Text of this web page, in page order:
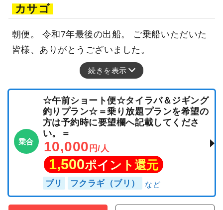
カサゴ
朝便。 令和7年最後の出船。 ご乗船いただいた
皆様、ありがとうございました。
続きを表示
乗合
☆午前ショート便☆タイラバ＆ジギング
釣りプラン☆＝乗り放題プランを希望の
方は予約時に要望欄へ記載してくださ
い。＝
10,000 円/人
1,500ポイント還元
ブリ フクラギ（ブリ）